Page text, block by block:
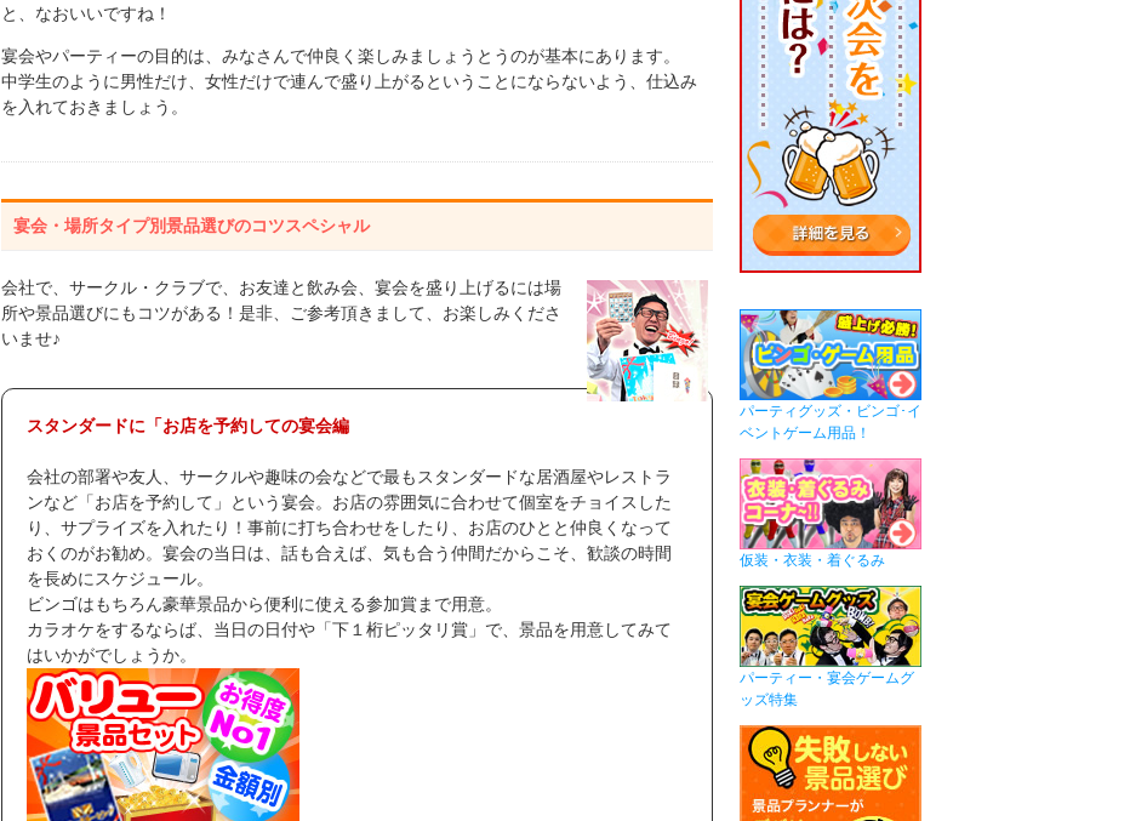
と、なおいいですね！
宴会やパーティーの目的は、みなさんで仲良く楽しみましょうとうのが基本にあります。
中学生のように男性だけ、女性だけで連んで盛り上がるということにならないよう、仕込み
を入れておきましょう。
宴会・場所タイプ別景品選びのコツスペシャル
会社で、サークル・クラブで、お友達と飲み会、宴会を盛り上げるには場
所や景品選びにもコツがある！是非、ご参考頂きまして、お楽しみくださ
いませ♪
スタンダードに「お店を予約しての宴会編
会社の部署や友人、サークルや趣味の会などで最もスタンダードな居酒屋やレストラ
ンなど「お店を予約して」という宴会。お店の雰囲気に合わせて個室をチョイスした
り、サプライズを入れたり！事前に打ち合わせをしたり、お店のひとと仲良くなって
おくのがお勧め。宴会の当日は、話も合えば、気も合う仲間だからこそ、歓談の時間
を長めにスケジュール。
ビンゴはもちろん豪華景品から便利に使える参加賞まで用意。
カラオケをするならば、当日の日付や「下１桁ピッタリ賞」で、景品を用意してみて
はいかがでしょうか。
パーティグッズ・ビンゴ･イ
ベントゲーム用品！
仮装・衣装・着ぐるみ
パーティー・宴会ゲームグ
ッズ特集